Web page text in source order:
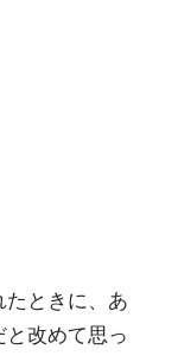
たときに、あ
改めて思っ